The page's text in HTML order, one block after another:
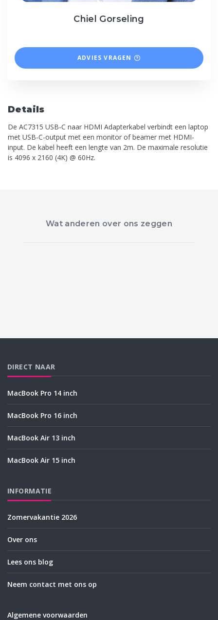
Chiel Gorseling
ADVIES VRAGEN
Details
De AC7315 USB-C naar HDMI Adapterkabel verbindt een laptop
met USB-C-output met een monitor of beamer met HDMI-
input. De kabel heeft een lengte van 2m. De maximale resolutie
is 4096 x 2160 (4K) @ 60Hz.
Wat anderen over ons zeggen
DIRECT NAAR
MacBook Pro 14 inch
MacBook Pro 16 inch
MacBook Air 13 inch
MacBook Air 15 inch
INFORMATIE
Zomervakantie 2026
Over ons
Lees ons blog
Neem contact met ons op
Algemene voorwaarden